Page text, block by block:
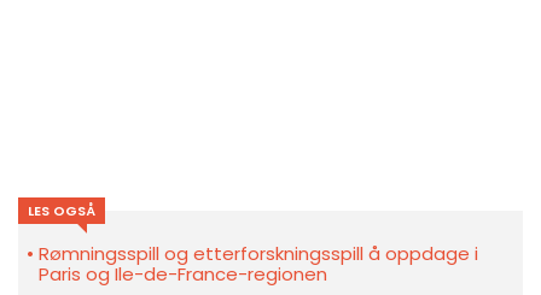
LES OGSÅ
Rømningsspill og etterforskningsspill å oppdage i
Paris og Ile-de-France-regionen